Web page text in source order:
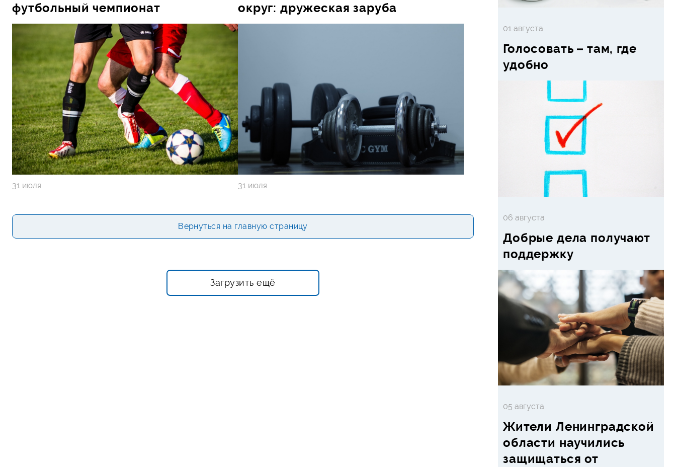
футбольный чемпионат
31 июля
округ: дружеская заруба
31 июля
Вернуться на главную страницу
Загрузить ещё
01 августа
Голосовать – там, где
удобно
06 августа
Добрые дела получают
поддержку
05 августа
Жители Ленинградской
области научились
защищаться от